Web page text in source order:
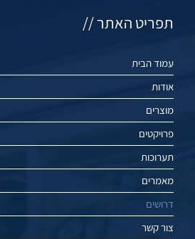
תפריט האתר //
עמוד הבית
אודות
מוצרים
פרויקטים
תערוכות
מאמרים
דרושים
צור קשר